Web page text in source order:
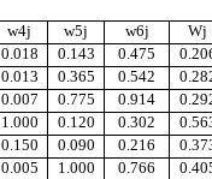
w4j w5j w6j
Wj
0.018 0.143 0.475
0.013 0.365 0.542
0.007 0.775 0.914
1.000 0.120 0.302
0.150 0.090 0.216
0.005 1.000 0.766